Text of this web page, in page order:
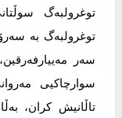
سەر
سوارچاکیی
تاڵانیش کران،